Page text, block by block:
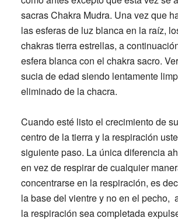
sacras Chakra Mudra. Una vez que
las esferas de luz blanca en la raíz,
chakras tierra estrellas, a
esfera blanca con el chakra sacro.
sucia de edad siendo lentamente
eliminado de la chacra.
Cuando esté listo el crecimiento de
centro de la tierra y la respiración
siguiente paso. La única diferencia
en vez de respirar de cualquier
concentrarse en la respiración, es
la base del vientre y no en el pecho,
la respiración sea completada